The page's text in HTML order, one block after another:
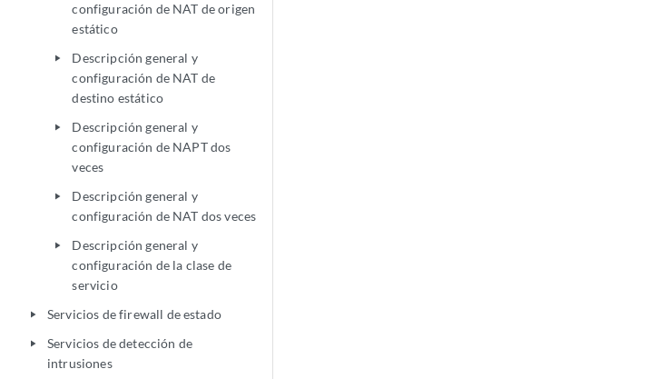
configuración de NAT de origen
estático
play_arrow
Descripción general y
configuración de NAT de
destino estático
play_arrow
Descripción general y
configuración de NAPT dos
veces
play_arrow
Descripción general y
configuración de NAT dos veces
play_arrow
Descripción general y
configuración de la clase de
servicio
play_arrow Servicios de firewall de estado
play_arrow
Servicios de detección de
intrusiones